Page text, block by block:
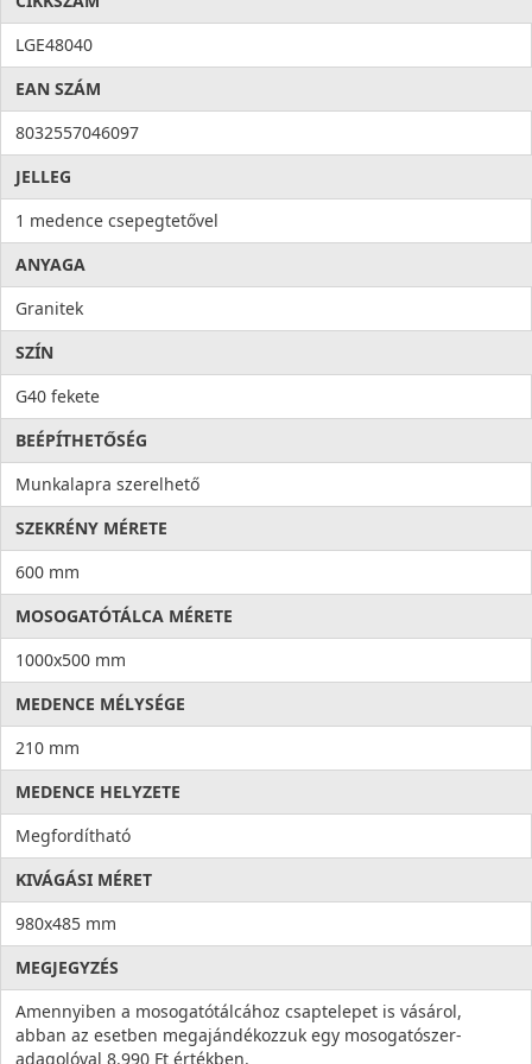
Higiénia: az anyag összetételéből adódóan meggátolja a
mikroorganizmusok kifejlődését, valamint elősegíti a
baktériumok eltávolítását, ezzel higiéniát és tisztaságot hoz a
konyhába. Az antibakteriális rendszert alkotó ezüst ionok
100%-os antibakteriális védelmet nyújtanak.
LGE48040
EAN SZÁM
8032557046097
JELLEG
1 medence csepegtetővel
ANYAGA
Granitek
SZÍN
G40 fekete
BEÉPÍTHETŐSÉG
Munkalapra szerelhető
SZEKRÉNY MÉRETE
600 mm
MOSOGATÓTÁLCA MÉRETE
1000x500 mm
MEDENCE MÉLYSÉGE
210 mm
MEDENCE HELYZETE
Megfordítható
KIVÁGÁSI MÉRET
980x485 mm
MEGJEGYZÉS
Amennyiben a mosogatótálcához csaptelepet is vásárol,
abban az esetben megajándékozzuk egy mosogatószer-
adagolóval 8.990 Ft értékben.